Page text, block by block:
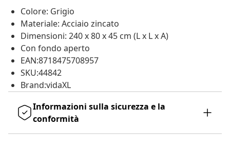
Colore: Grigio
Materiale: Acciaio zincato
Dimensioni: 240 x 80 x 45 cm (L x L x A)
Con fondo aperto
EAN:8718475708957
SKU:44842
Brand:vidaXL
Informazioni sulla sicurezza e la
conformità